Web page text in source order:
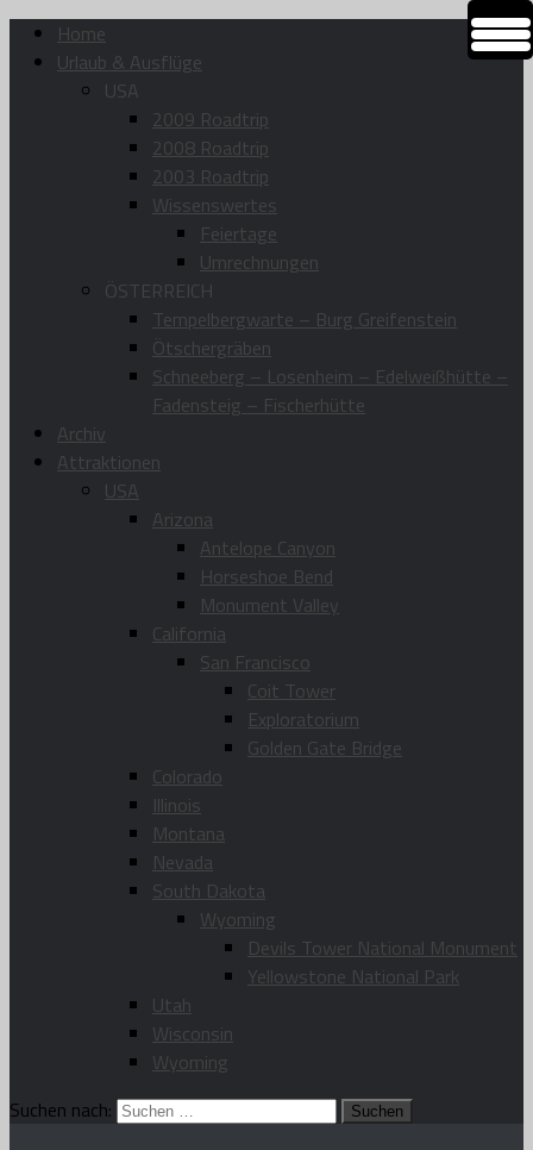
Home
Urlaub & Ausflüge
USA
2009 Roadtrip
2008 Roadtrip
2003 Roadtrip
Wissenswertes
Feiertage
Umrechnungen
ÖSTERREICH
Tempelbergwarte – Burg Greifenstein
Ötschergräben
Schneeberg – Losenheim – Edelweißhütte –
Fadensteig – Fischerhütte
Archiv
Attraktionen
USA
Arizona
Antelope Canyon
Horseshoe Bend
Monument Valley
California
San Francisco
Coit Tower
Exploratorium
Golden Gate Bridge
Colorado
Illinois
Montana
Nevada
South Dakota
Wyoming
Devils Tower National Monument
Yellowstone National Park
Utah
Wisconsin
Wyoming
Suchen nach: